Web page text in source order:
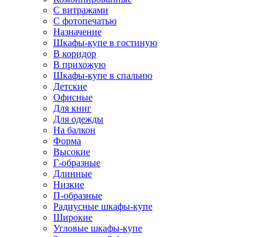
С витражами
С фотопечатью
Назначение
Шкафы-купе в гостиную
В коридор
В прихожую
Шкафы-купе в спальню
Детские
Офисные
Для книг
Для одежды
На балкон
Форма
Высокие
Г-образные
Длинные
Низкие
П-образные
Радиусные шкафы-купе
Широкие
Угловые шкафы-купе